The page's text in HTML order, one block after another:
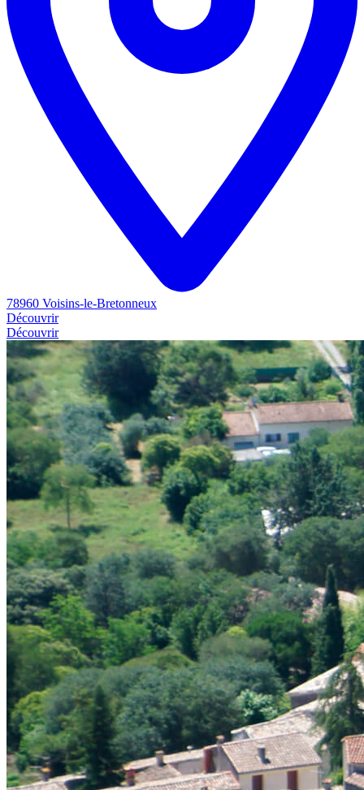
78960 Voisins-le-Bretonneux
Découvrir
Découvrir